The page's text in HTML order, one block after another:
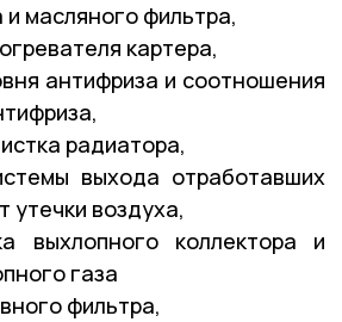
масляного фильтра,
картера,
антифриза и соотношения
радиатора,
выхода отработавших
утечки воздуха,
коллектора и
газа
фильтра,